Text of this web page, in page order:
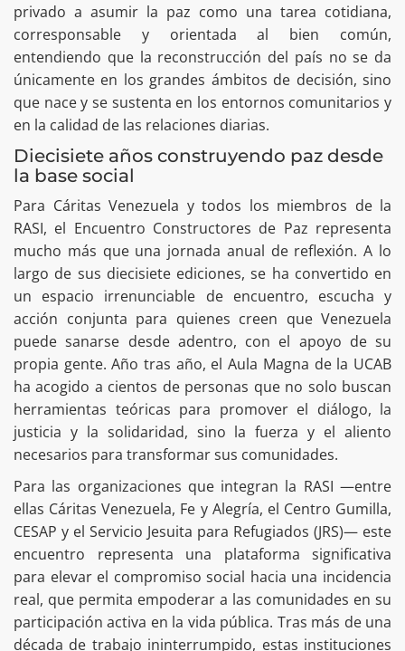
privado a asumir la paz como una tarea cotidiana,
corresponsable y orientada al bien común,
entendiendo que la reconstrucción del país no se da
únicamente en los grandes ámbitos de decisión, sino
que nace y se sustenta en los entornos comunitarios y
en la calidad de las relaciones diarias.
Diecisiete años construyendo paz desde
la base social
Para Cáritas Venezuela y todos los miembros de la
RASI, el Encuentro Constructores de Paz representa
mucho más que una jornada anual de reflexión. A lo
largo de sus diecisiete ediciones, se ha convertido en
un espacio irrenunciable de encuentro, escucha y
acción conjunta para quienes creen que Venezuela
puede sanarse desde adentro, con el apoyo de su
propia gente. Año tras año, el Aula Magna de la UCAB
ha acogido a cientos de personas que no solo buscan
herramientas teóricas para promover el diálogo, la
justicia y la solidaridad, sino la fuerza y el aliento
necesarios para transformar sus comunidades.
Para las organizaciones que integran la RASI —entre
ellas Cáritas Venezuela, Fe y Alegría, el Centro Gumilla,
CESAP y el Servicio Jesuita para Refugiados (JRS)— este
encuentro representa una plataforma significativa
para elevar el compromiso social hacia una incidencia
real, que permita empoderar a las comunidades en su
participación activa en la vida pública. Tras más de una
década de trabajo ininterrumpido, estas instituciones